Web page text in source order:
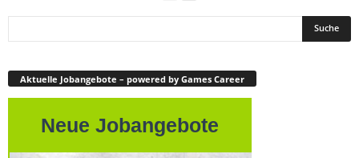
Aktuelle Jobangebote – powered by Games Career